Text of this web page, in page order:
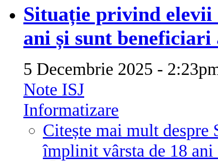
Situație privind elevii
ani și sunt beneficiari
5 Decembrie 2025 -
Note ISJ
Informatizare
Citește mai mult despre
împlinit vârsta de 18